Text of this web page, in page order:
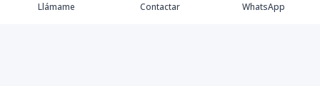
Llámame Contactar WhatsApp